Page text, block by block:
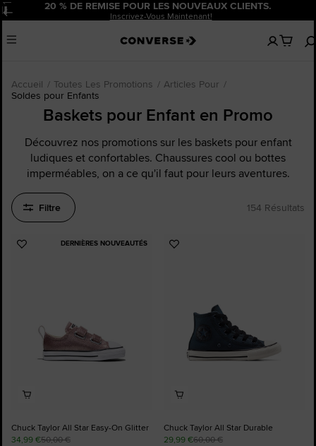
Pause 20 % DE REMISE POUR LES NOUVEAUX CLIENTS.
Inscrivez-Vous Maintenant!
Menu
Aucun
articles
Accueil Toutes Les Promotions
Articles Pour
Soldes pour Enfants
Baskets pour Enfant en Promo
Découvrez nos promotions sur les baskets pour enfant
ludiques et confortables. Chaussures cool ou bottes
imperméables, on a ce qu'il faut pour leurs aventures.
Filtre 154 Résultats
DERNIÈRES NOUVEAUTÉS
Ajouter
Chuck Taylor All Star Easy-On Glitter
34,99 €50,00 €
Ajouter
Chuck Taylor All Star Durable
29,99 €60,00 €